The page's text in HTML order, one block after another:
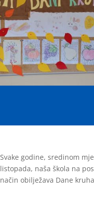
Svake godine, sredinom
listopada, naša škola na
način obilježava Dane